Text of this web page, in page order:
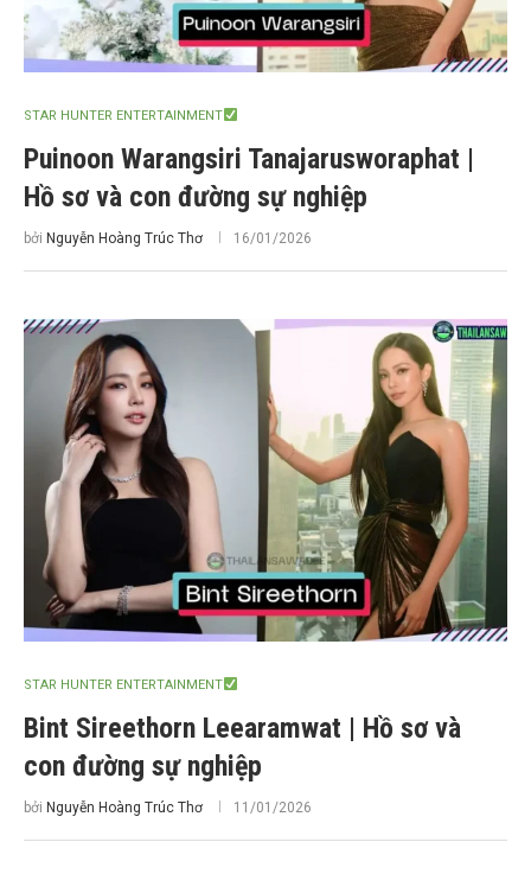
STAR HUNTER ENTERTAINMENT
Puinoon Warangsiri Tanajarusworaphat |
Hồ sơ và con đường sự nghiệp
bởi Nguyễn Hoàng Trúc Thơ 16/01/2026
STAR HUNTER ENTERTAINMENT
Bint Sireethorn Leearamwat | Hồ sơ và
con đường sự nghiệp
bởi Nguyễn Hoàng Trúc Thơ 11/01/2026